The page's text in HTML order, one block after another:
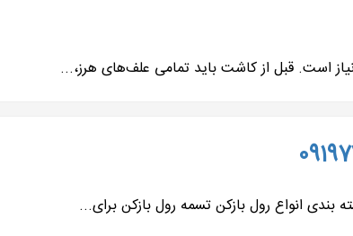
بندی انواع رول بازکن تسمه رول بازکن برای...